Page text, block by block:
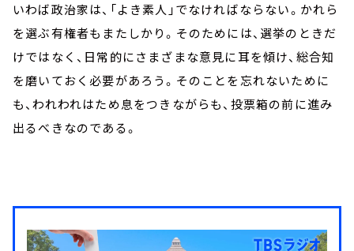
いわば政治家は、「よき素人」でなければならない。かれら
を選ぶ有権者もまたしかり。そのためには、選挙のときだ
けではなく、日常的にさまざまな意見に耳を傾け、総合知
を磨いておく必要があろう。そのことを忘れないために
も、われわれはため息をつきながらも、投票箱の前に進み
出るべきなのである。